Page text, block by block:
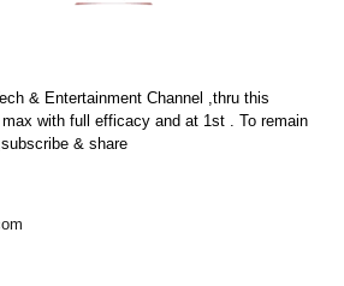
& Entertainment Channel ,thru this
with full efficacy and at 1st . To remain
& share